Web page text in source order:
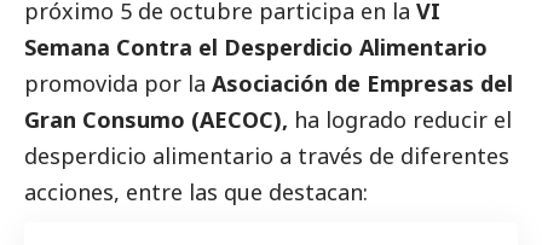
próximo 5 de octubre participa en la VI
Semana Contra el Desperdicio Alimentario
promovida por la Asociación de Empresas del
Gran Consumo (AECOC), ha logrado reducir el
desperdicio alimentario a través de diferentes
acciones, entre las que destacan: